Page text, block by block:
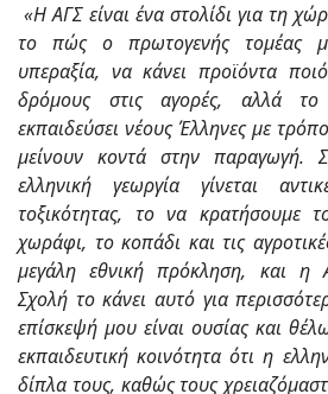
«Η ΑΓΣ είναι ένα στολίδι για τη
το πώς ο πρωτογενής τομέας
υπεραξία, να κάνει προϊόντα
δρόμους στις αγορές, αλλά
εκπαιδεύσει νέους Έλληνες με
μείνουν κοντά στην
ελληνική γεωργία γίνεται
τοξικότητας, το να κρατήσουμε
χωράφι, το κοπάδι και τις
μεγάλη εθνική πρόκληση, και η
Σχολή το κάνει αυτό για
επίσκεψή μου είναι ουσίας και
εκπαιδευτική κοινότητα ότι η
δίπλα τους, καθώς τους